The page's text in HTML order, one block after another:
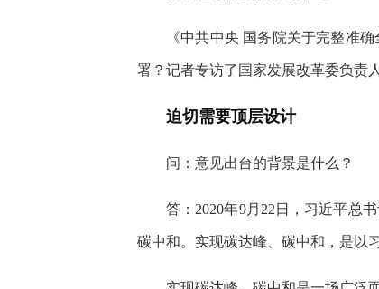
《中共中央 国务院关于完整准
署？记者专访了国家发展改革委负责人
迫切需要顶层设计
问：意见出台的背景是什么？
答：2020年9月22日，习近平总
碳中和。实现碳达峰、碳中和，是以